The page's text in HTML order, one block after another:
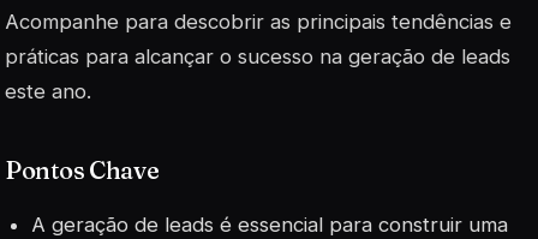
Acompanhe para descobrir as principais tendências e
práticas para alcançar o sucesso na geração de leads
este ano.
Pontos Chave
A geração de leads é essencial para construir uma